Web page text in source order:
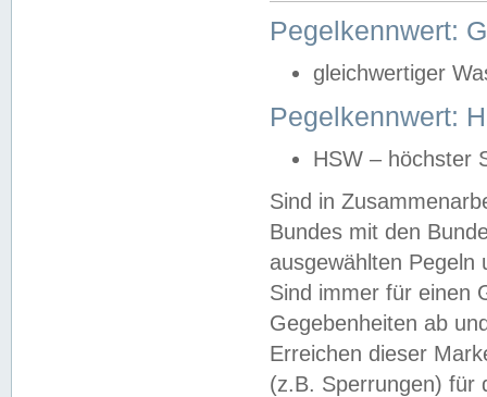
Pegelkennwert:
gleichwertiger
Pegelkennwert:
HSW – höchster
Sind in
Bundes mit den
ausgewählten
Sind immer für einen
Gegebenheiten ab
Erreichen dieser
(z.B. Sperrungen) für